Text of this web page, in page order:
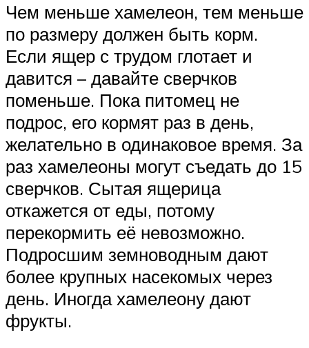
Чем меньше хамелеон, тем меньше
по размеру должен быть корм.
Если ящер с трудом глотает и
давится – давайте сверчков
поменьше. Пока питомец не
подрос, его кормят раз в день,
желательно в одинаковое время. За
раз хамелеоны могут съедать до 15
сверчков. Сытая ящерица
откажется от еды, потому
перекормить её невозможно.
Подросшим земноводным дают
более крупных насекомых через
день. Иногда хамелеону дают
фрукты.